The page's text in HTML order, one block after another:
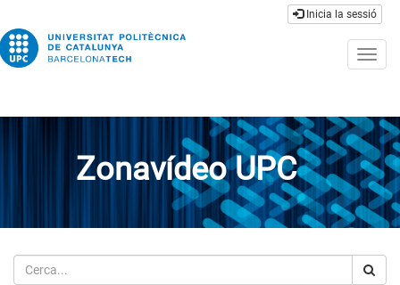
Inicia la sessió
Zonavídeo UPC
Cerca